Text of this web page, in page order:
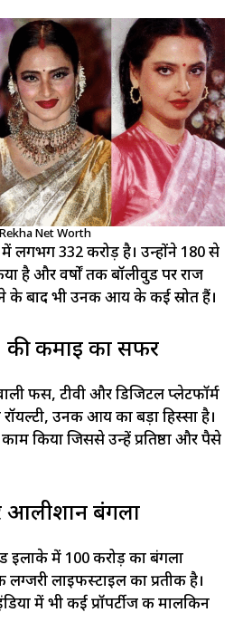
Net Worth
लगभग ₹332 करोड़ है। उन्होंने 180 से
है और वर्षों तक बॉलीवुड पर राज
के बाद भी उनकी आय के कई स्रोत हैं।
की कमाई का सफर
फीस, टीवी और डिजिटल प्लेटफॉर्म
उनकी आय का बड़ा हिस्सा है।
किया जिससे उन्हें प्रतिष्ठा और पैसे
आलीशान बंगला
इलाके में 100 करोड़ का बंगला
लग्जरी लाइफस्टाइल का प्रतीक है।
में भी कई प्रॉपर्टीज की मालकिन